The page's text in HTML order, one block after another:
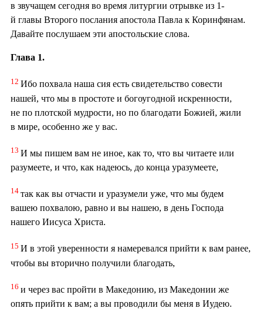
в звучащем сегодня во время литургии отрывке из 1-
й главы Второго послания апостола Павла к Коринфянам.
Давайте послушаем эти апостольские слова.
Глава 1.
12 Ибо похвала наша сия есть свидетельство совести
нашей, что мы в простоте и богоугодной искренности,
не по плотской мудрости, но по благодати Божией, жили
в мире, особенно же у вас.
13 И мы пишем вам не иное, как то, что вы читаете или
разумеете, и что, как надеюсь, до конца уразумеете,
14 так как вы отчасти и уразумели уже, что мы будем
вашею похвалою, равно и вы нашею, в день Господа
нашего Иисуса Христа.
15 И в этой уверенности я намеревался прийти к вам ранее,
чтобы вы вторично получили благодать,
16 и через вас пройти в Македонию, из Македонии же
опять прийти к вам; а вы проводили бы меня в Иудею.